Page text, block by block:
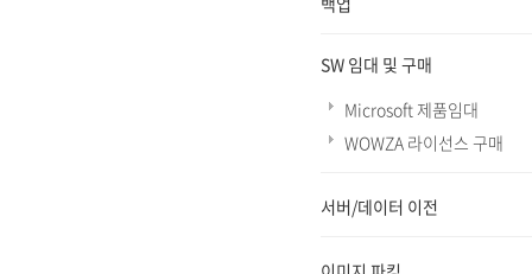
SW 임대 및 구매
Microsoft 제품임대
WOWZA 라이선스 구매
서버/데이터 이전